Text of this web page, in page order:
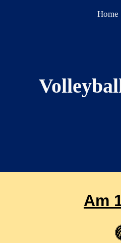
Home
Am